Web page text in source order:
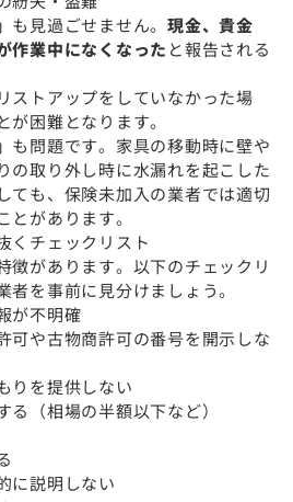
も見過ごせません。 現金、貴金
作業中になくなった と報告される
ストアップをしていなかった場
困難となります。
も問題です。家具の移動時に壁や
の取り外し時に水漏れを起こした
ても、保険未加入の業者では適切
があります。
くチェックリスト
徴があります。以下のチェックリ
を事前に見分けましょう。
が不明確
可や古物商許可の番号を開示しな
りを提供しない
（相場の半額以下など）
に説明しない